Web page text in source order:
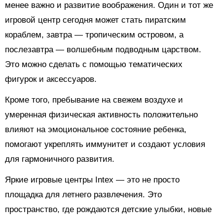
менее важно и развитие воображения. Один и тот же
игровой центр сегодня может стать пиратским
кораблем, завтра — тропическим островом, а
послезавтра — волшебным подводным царством.
Это можно сделать с помощью тематических
фигурок и аксессуаров.
Кроме того, пребывание на свежем воздухе и
умеренная физическая активность положительно
влияют на эмоциональное состояние ребенка,
помогают укреплять иммунитет и создают условия
для гармоничного развития.
Яркие игровые центры Intex — это не просто
площадка для летнего развлечения. Это
пространство, где рождаются детские улыбки, новые